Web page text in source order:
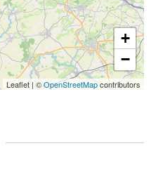
+
−
Leaflet | ©OpenStreetMapcontributors